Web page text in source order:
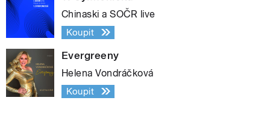
Chinaski a SOČR live
Koupit
Evergreeny
Helena Vondráčková
Koupit